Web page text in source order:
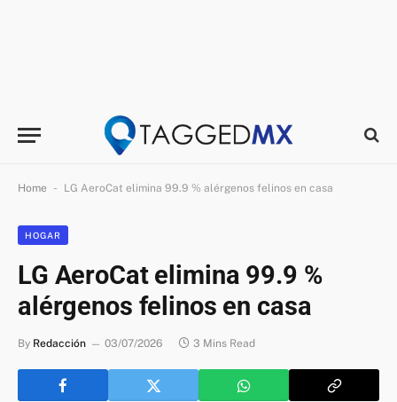
Home - LG AeroCat elimina 99.9 % alérgenos felinos en casa
HOGAR
LG AeroCat elimina 99.9 %
alérgenos felinos en casa
By Redacción 03/07/2026 3 Mins Read